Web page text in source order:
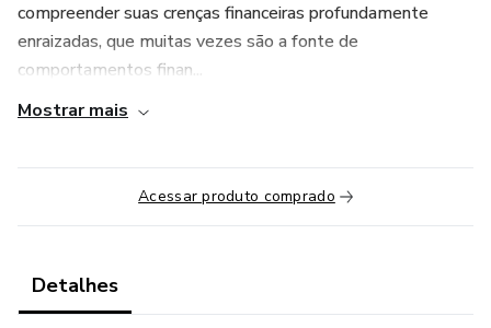
compreender suas crenças financeiras profundamente
enraizadas, que muitas vezes são a fonte de
comportamentos finan...
Mostrar mais
Acessar produto comprado
Detalhes